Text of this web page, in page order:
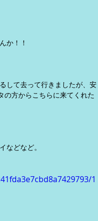
か！！
して去って行きましたが、安
の方からこちらに来てくれた
などなど。
1